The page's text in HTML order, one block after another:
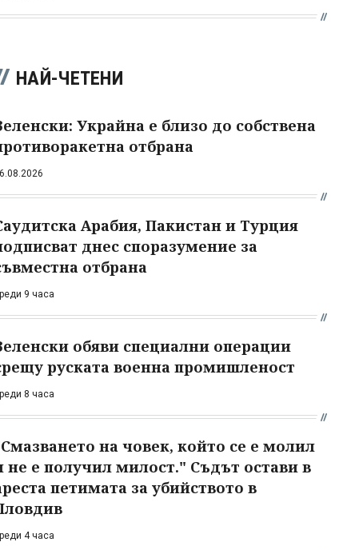
НАЙ-ЧЕТЕНИ
Украйна е близо до собствена
отбрана
Арабия, Пакистан и Турция
днес споразумение за
отбрана
9 часа
обяви специални операции
руската военна промишленост
8 часа
на човек, който се е молил
не е получил милост." Съдът остави в
петимата за убийството в
4 часа